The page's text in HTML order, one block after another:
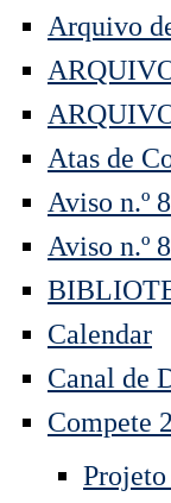
Arquivo
Atas de
Aviso n.º
Aviso n.º
Calendar
Canal de
Compete